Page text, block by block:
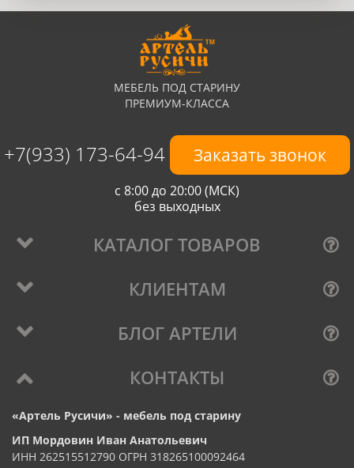
МЕБЕЛЬ ПОД СТАРИНУ
ПРЕМИУМ-КЛАССА
+7(933) 173-64-94 Заказать звонок
с 8:00 до 20:00 (МСК)
без выходных
КАТАЛОГ ТОВАРОВ
КЛИЕНТАМ
БЛОГ АРТЕЛИ
КОНТАКТЫ
«Артель Русичи» - мебель под старину
ИП Мордовин Иван Анатольевич
ИНН 262515512790 ОГРН 318265100092464